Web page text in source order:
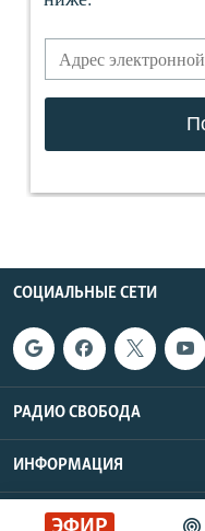
СОЦИАЛЬНЫЕ СЕТИ
РАДИО СВОБОДА
ИНФОРМАЦИЯ
Радио Свобода ©